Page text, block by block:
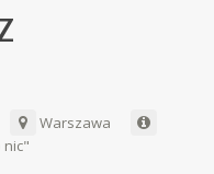
Warszawa
nic"